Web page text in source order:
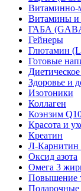
Витаминно-
Витамины и
ГАБА
Гейнеры
Глютамин
Готовые
Здоровье и
Изотоники
Коллаген
Коэнзим
Красота и
Креатин
Л-Карнитин
Оксид азота
Омега 3
Повышение
Подарочные